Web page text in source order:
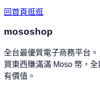
回首頁逛逛
mososhop
全台最優質電子商務平台。
買東西賺滿滿 Moso 幣，
有價值。